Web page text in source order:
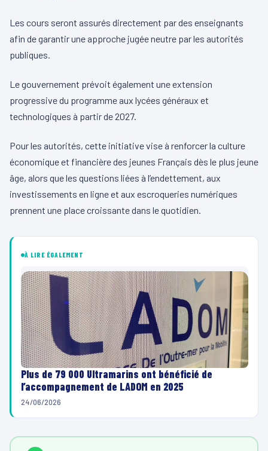
Les cours seront assurés directement par des enseignants
afin de garantir une approche jugée neutre par les autorités
publiques.
Le gouvernement prévoit également une extension
progressive du programme aux lycées généraux et
technologiques à partir de 2027.
Pour les autorités, cette initiative vise à renforcer la culture
économique et financière des jeunes Français dès le plus jeune
âge, alors que les questions liées à l’endettement, aux
investissements en ligne et aux escroqueries numériques
prennent une place croissante dans le quotidien.
À LIRE ÉGALEMENT
Plus de 79 000 Ultramarins ont bénéficié de
l’accompagnement de LADOM en 2025
24/06/2026